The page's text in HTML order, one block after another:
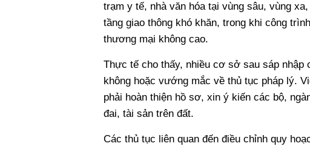
trạm y tế, nhà văn hóa tại vùng sâu, vùng
tầng giao thông khó khăn, trong khi công
thương mại không cao.
Thực tế cho thấy, nhiều cơ sở sau sáp
không hoặc vướng mắc về thủ tục pháp lý.
phải hoàn thiện hồ sơ, xin ý kiến các bộ,
đai, tài sản trên đất.
Các thủ tục liên quan đến điều chỉnh quy